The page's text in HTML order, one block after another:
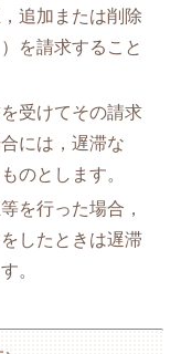
追加または削除
を請求すること
受けてその請求
には，遅滞な
のとします。
を行った場合，
したときは遅滞
。